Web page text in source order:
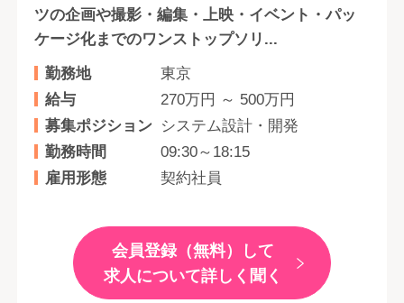
ツの企画や撮影・編集・上映・イベント・パッ
ケージ化までのワンストップソリ...
勤務地
東京
給与
270万円 ～ 500万円
募集ポジション システム設計・開発
勤務時間
09:30～18:15
雇用形態
契約社員
会員登録（無料）して
求人について詳しく聞く